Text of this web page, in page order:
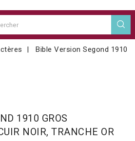
Bible Version Segond 1910
1910 GROS
NOIR, TRANCHE OR